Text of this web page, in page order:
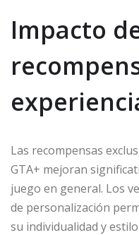
Impacto
Las recompensas
GTA+ mejoran
juego en general. Los
de personalización
su individualidad y